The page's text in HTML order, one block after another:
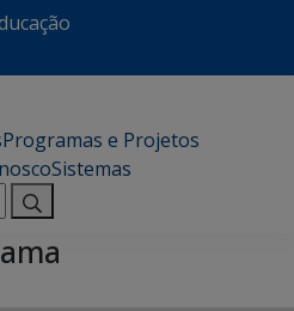
Programas e Projetos
Sistemas